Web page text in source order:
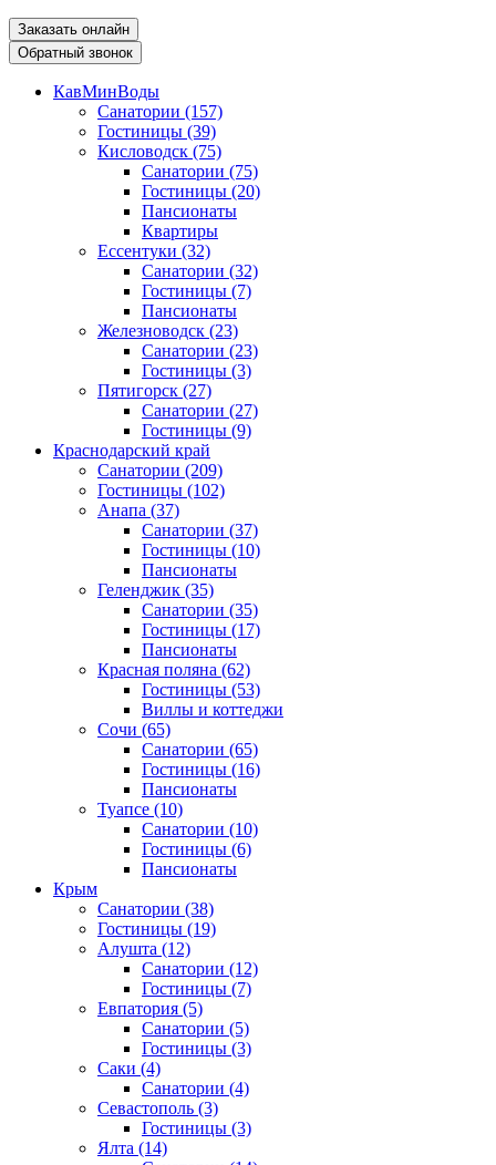
Заказать онлайн
Обратный звонок
КавМинВоды
Санатории (157)
Гостиницы (39)
Кисловодск (75)
Санатории (75)
Гостиницы (20)
Пансионаты
Квартиры
Ессентуки (32)
Санатории (32)
Гостиницы (7)
Пансионаты
Железноводск (23)
Санатории (23)
Гостиницы (3)
Пятигорск (27)
Санатории (27)
Гостиницы (9)
Краснодарский край
Санатории (209)
Гостиницы (102)
Анапа (37)
Санатории (37)
Гостиницы (10)
Пансионаты
Геленджик (35)
Санатории (35)
Гостиницы (17)
Пансионаты
Красная поляна (62)
Гостиницы (53)
Виллы и коттеджи
Сочи (65)
Санатории (65)
Гостиницы (16)
Пансионаты
Туапсе (10)
Санатории (10)
Гостиницы (6)
Пансионаты
Крым
Санатории (38)
Гостиницы (19)
Алушта (12)
Санатории (12)
Гостиницы (7)
Евпатория (5)
Санатории (5)
Гостиницы (3)
Саки (4)
Санатории (4)
Севастополь (3)
Гостиницы (3)
Ялта (14)